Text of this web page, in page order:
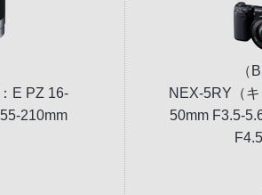
E PZ 16-
210mm
（
NEX-5RY（
50mm F3.5-